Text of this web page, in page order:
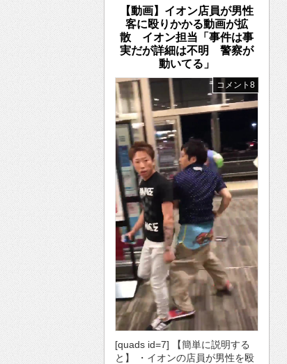
【動画】イオン店員が男性
客に殴りかかる動画が拡
散 イオン担当「事件は事
実だが詳細は不明 警察が
動いてる」
コメント8
[quads id=7] 【簡単に説明する
と】 ・イオンの店員が男性を殴